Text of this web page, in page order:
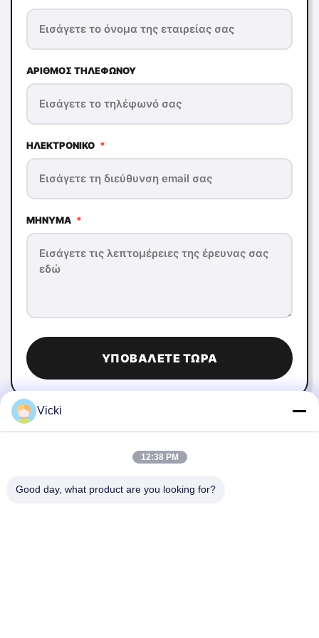
ΑΡΙΘΜΌΣ ΤΗΛΕΦΏΝΟΥ
ΗΛΕΚΤΡΟΝΙΚΌ *
ΜΉΝΥΜΑ *
ΥΠΟΒΆΛΕΤΕ ΤΏΡΑ
Vicki
12:38 PM
Good day, what product are you looking for?